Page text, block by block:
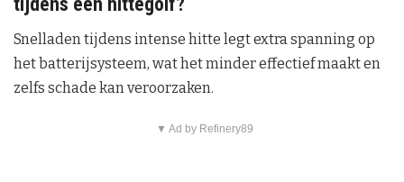
Snelladen tijdens intense hitte legt extra spanning op
het batterijsysteem, wat het minder effectief maakt en
zelfs schade kan veroorzaken.
▼ Ad by Refinery89